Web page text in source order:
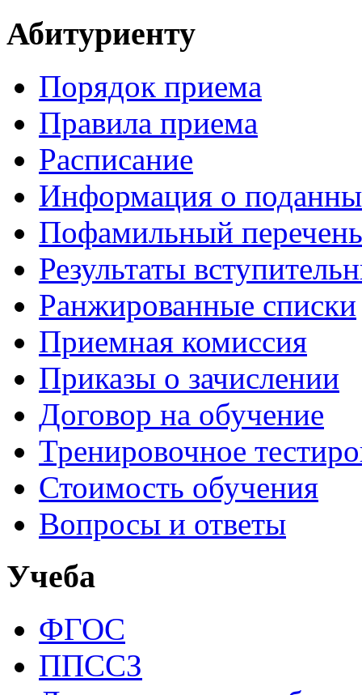
Абитуриенту
Порядок приема
Правила приема
Расписание
Информация о
Пофамильный
Результаты
Ранжированные списки
Приемная комиссия
Приказы о зачислении
Договор на обучение
Тренировочное
Стоимость обучения
Вопросы и ответы
Учеба
ФГОС
ППССЗ